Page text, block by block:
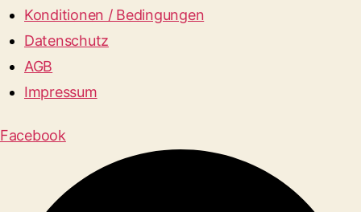
Konditionen / Bedingungen
Datenschutz
AGB
Impressum
Facebook